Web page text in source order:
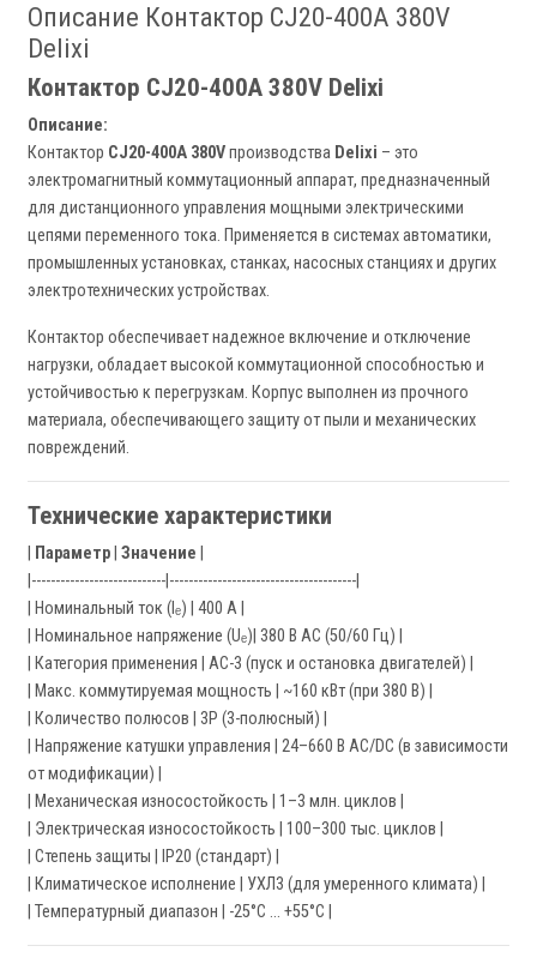
Описание Контактор CJ20-400A 380V
Delixi
Контактор CJ20-400A 380V Delixi
Описание:
Контактор CJ20-400A 380Vпроизводства Delixi – это
электромагнитный коммутационный аппарат, предназначенный
для дистанционного управления мощными электрическими
цепями переменного тока. Применяется в системах автоматики,
промышленных установках, станках, насосных станциях и других
электротехнических устройствах.
Контактор обеспечивает надежное включение и отключение
нагрузки, обладает высокой коммутационной способностью и
устойчивостью к перегрузкам. Корпус выполнен из прочного
материала, обеспечивающего защиту от пыли и механических
повреждений.
Технические характеристики
Параметр Значение
|----------------------------|---------------------------------------|
| Номинальный ток (Iₑ) | 400 А |
| Номинальное напряжение (Uₑ)| 380 В AC (50/60 Гц) |
| Категория применения | AC-3 (пуск и остановка двигателей) |
| Макс. коммутируемая мощность | ~160 кВт (при 380 В) |
| Количество полюсов | 3P (3-полюсный) |
| Напряжение катушки управления | 24–660 В AC/DC (в зависимости
от модификации) |
| Механическая износостойкость | 1–3 млн. циклов |
| Электрическая износостойкость | 100–300 тыс. циклов |
| Степень защиты | IP20 (стандарт) |
| Климатическое исполнение | УХЛ3 (для умеренного климата) |
| Температурный диапазон | -25°C … +55°C |